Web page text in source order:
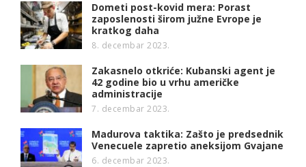
Dometi post-kovid mera: Porast
zaposlenosti širom južne Evrope je
kratkog daha
8. decembar 2023.
Zakasnelo otkriće: Kubanski agent je
42 godine bio u vrhu američke
administracije
7. decembar 2023.
Madurova taktika: Zašto je predsednik
Venecuele zapretio aneksijom Gvajane
6. decembar 2023.